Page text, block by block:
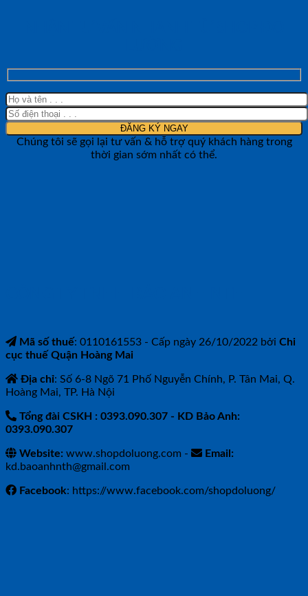
Chúng tôi sẽ gọi lại tư vấn & hỗ trợ quý khách hàng trong
thời gian sớm nhất có thể.
Mã số thuế: 0110161553 - Cấp ngày 26/10/2022 bởi Chi
cục thuế Quận Hoàng Mai
Địa chỉ: Số 6-8 Ngõ 71 Phố Nguyễn Chính, P. Tân Mai, Q.
Hoàng Mai, TP. Hà Nội
Tổng đài CSKH : 0393.090.307 - KD Bảo Anh:
0393.090.307
Website: www.shopdoluong.com -
Email:
kd.baoanhnth@gmail.com
Facebook: https://www.facebook.com/shopdoluong/